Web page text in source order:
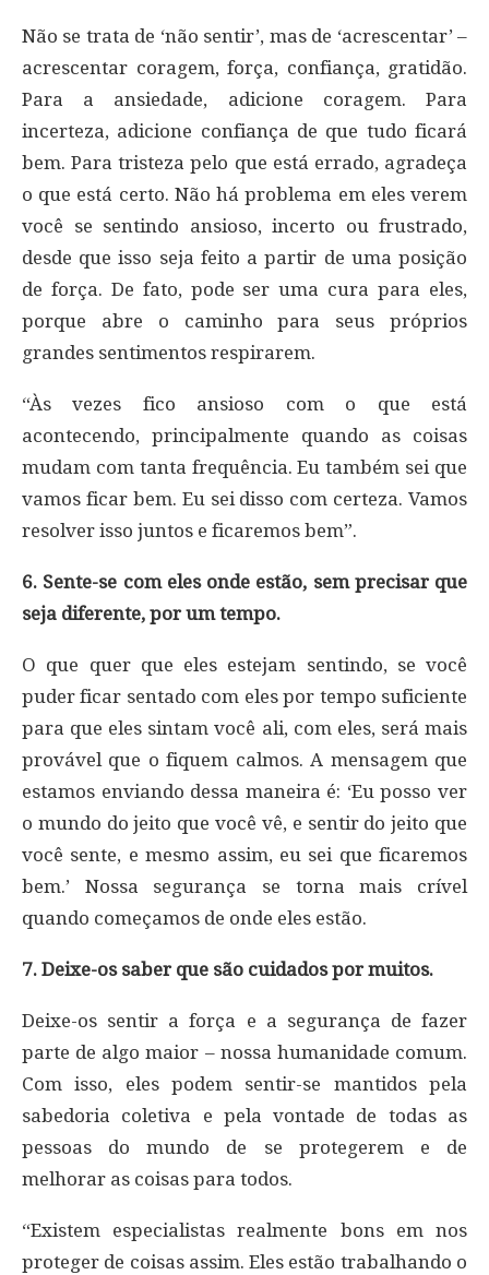
Não se trata de ‘não sentir’, mas de ‘acrescentar’ –
acrescentar coragem, força, confiança, gratidão.
Para a ansiedade, adicione coragem. Para
incerteza, adicione confiança de que tudo ficará
bem. Para tristeza pelo que está errado, agradeça
o que está certo. Não há problema em eles verem
você se sentindo ansioso, incerto ou frustrado,
desde que isso seja feito a partir de uma posição
de força. De fato, pode ser uma cura para eles,
porque abre o caminho para seus próprios
grandes sentimentos respirarem.
“Às vezes fico ansioso com o que está
acontecendo, principalmente quando as coisas
mudam com tanta frequência. Eu também sei que
vamos ficar bem. Eu sei disso com certeza. Vamos
resolver isso juntos e ficaremos bem”.
6. Sente-se com eles onde estão, sem precisar que
seja diferente, por um tempo.
O que quer que eles estejam sentindo, se você
puder ficar sentado com eles por tempo suficiente
para que eles sintam você ali, com eles, será mais
provável que o fiquem calmos. A mensagem que
estamos enviando dessa maneira é: ‘Eu posso ver
o mundo do jeito que você vê, e sentir do jeito que
você sente, e mesmo assim, eu sei que ficaremos
bem.’ Nossa segurança se torna mais crível
quando começamos de onde eles estão.
7. Deixe-os saber que são cuidados por muitos.
Deixe-os sentir a força e a segurança de fazer
parte de algo maior – nossa humanidade comum.
Com isso, eles podem sentir-se mantidos pela
sabedoria coletiva e pela vontade de todas as
pessoas do mundo de se protegerem e de
melhorar as coisas para todos.
“Existem especialistas realmente bons em nos
proteger de coisas assim. Eles estão trabalhando o